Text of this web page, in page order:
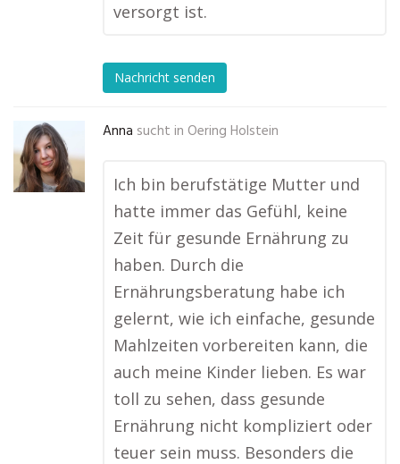
versorgt ist.
Nachricht senden
Anna sucht in Oering Holstein
Ich bin berufstätige Mutter und
hatte immer das Gefühl, keine
Zeit für gesunde Ernährung zu
haben. Durch die
Ernährungsberatung habe ich
gelernt, wie ich einfache, gesunde
Mahlzeiten vorbereiten kann, die
auch meine Kinder lieben. Es war
toll zu sehen, dass gesunde
Ernährung nicht kompliziert oder
teuer sein muss. Besonders die